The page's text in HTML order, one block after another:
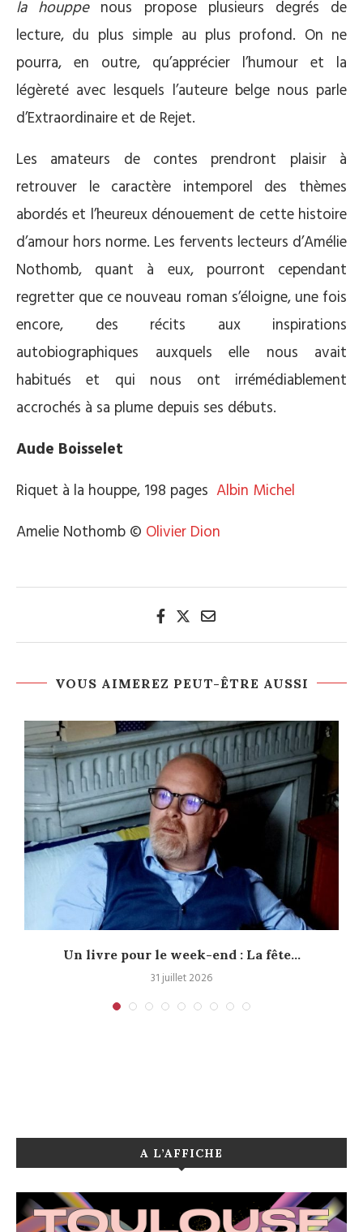
la houppenous propose plusieurs degrés de
lecture, du plus simple au plus profond. On ne
pourra, en outre, qu’apprécier l’humour et la
légèreté avec lesquels l’auteure belge nous parle
d’Extraordinaire et de Rejet.
Les amateurs de contes prendront plaisir à
retrouver le caractère intemporel des thèmes
abordés et l’heureux dénouement de cette histoire
d’amour hors norme. Les fervents lecteurs d’Amélie
Nothomb, quant à eux, pourront cependant
regretter que ce nouveau roman s’éloigne, une fois
encore, des récits aux inspirations
autobiographiques auxquels elle nous avait
habitués et qui nous ont irrémédiablement
accrochés à sa plume depuis ses débuts.
Aude Boisselet
Riquet à la houppe, 198 pages Albin Michel
Amelie Nothomb © Olivier Dion
VOUS AIMEREZ PEUT-ÊTRE AUSSI
Un livre pour le week-end : La fête...
31 juillet 2026
A L’AFFICHE